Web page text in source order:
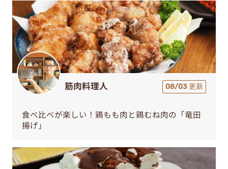
筋肉料理人 08/03 更新
食べ比べが楽しい！鶏もも肉と鶏むね肉の「竜田
揚げ」